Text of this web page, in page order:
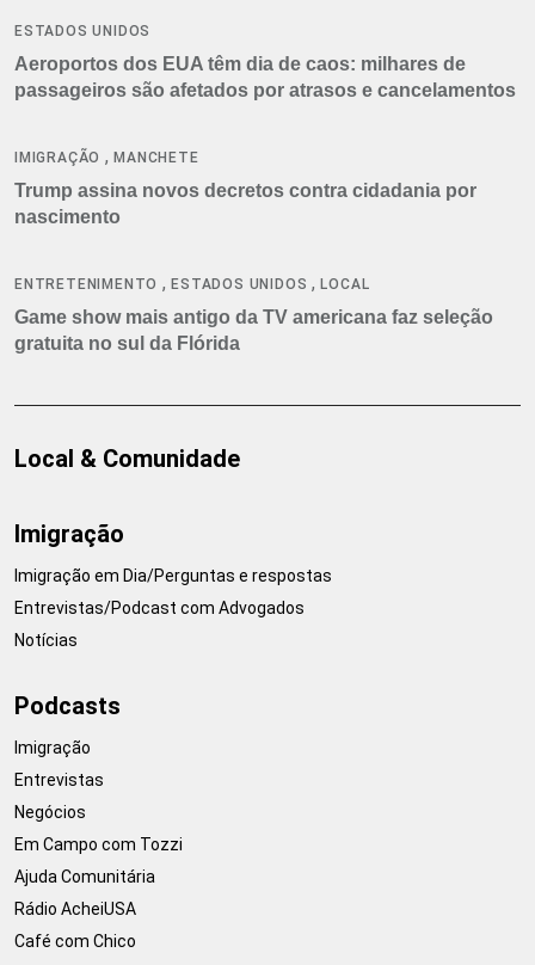
ESTADOS UNIDOS
Aeroportos dos EUA têm dia de caos: milhares de
passageiros são afetados por atrasos e cancelamentos
IMIGRAÇÃO ,MANCHETE
Trump assina novos decretos contra cidadania por
nascimento
ENTRETENIMENTO ,ESTADOS UNIDOS ,LOCAL
Game show mais antigo da TV americana faz seleção
gratuita no sul da Flórida
Local & Comunidade
Imigração
Imigração em Dia/Perguntas e respostas
Entrevistas/Podcast com Advogados
Notícias
Podcasts
Imigração
Entrevistas
Negócios
Em Campo com Tozzi
Ajuda Comunitária
Rádio AcheiUSA
Café com Chico